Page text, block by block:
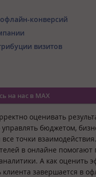
конверсий
визитов
на нас в MAX
оценивать
управлять бюджетом,
точки
в онлайне
А как оценить
клиента завершается в